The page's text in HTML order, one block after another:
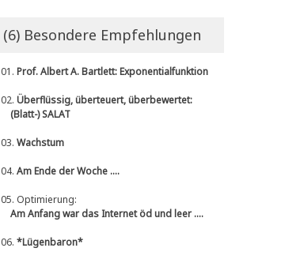
(6) Besondere Empfehlungen
01. Prof. Albert A. Bartlett: Exponentialfunktion
02. Überflüssig, überteuert, überbewertet:
(Blatt-) SALAT
03. Wachstum
04. Am Ende der Woche ....
05. Optimierung:
Am Anfang war das Internet öd und leer ....
06. *Lügenbaron*